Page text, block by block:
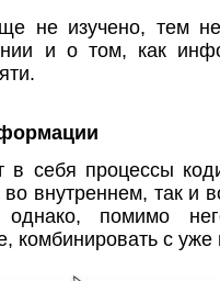
не изучено, тем
и о том, как
в себя процессы
внутреннем, так
помимо
комбинировать с